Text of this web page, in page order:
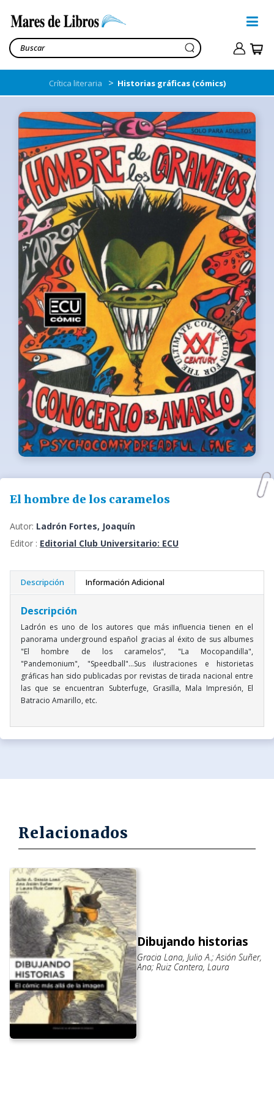
Crítica literaria > Historias gráficas (cómics)
El hombre de los caramelos
Autor: Ladrón Fortes, Joaquín
Editor : Editorial Club Universitario: ECU
Descripción Información Adicional
Descripción
Ladrón es uno de los autores que más influencia tienen en el
panorama underground español gracias al éxito de sus albumes
"El hombre de los caramelos", "La Mocopandilla",
"Pandemonium", "Speedball"...Sus ilustraciones e historietas
gráficas han sido publicadas por revistas de tirada nacional entre
las que se encuentran Subterfuge, Grasilla, Mala Impresión, El
Batracio Amarillo, etc.
Relacionados
Dibujando historias
Gracia Lana, Julio A.; Asión Suñer,
Ana; Ruiz Cantera, Laura